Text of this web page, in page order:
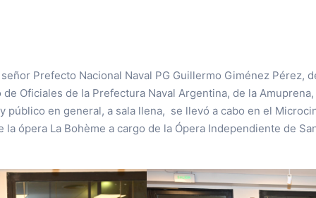
Prefecto Nacional Naval PG Guillermo Giménez Pérez,
Oficiales de la Prefectura Naval Argentina, de la
en general, a sala llena, se llevó a cabo en el
ópera La Bohème a cargo de la Ópera Independiente de